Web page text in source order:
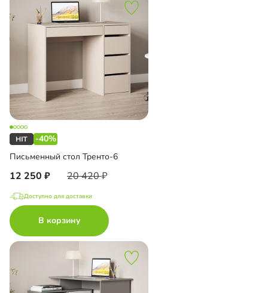
-40%
Письменный стол Тренто-6
12 250 20 420
Доступно для доставки
В корзину